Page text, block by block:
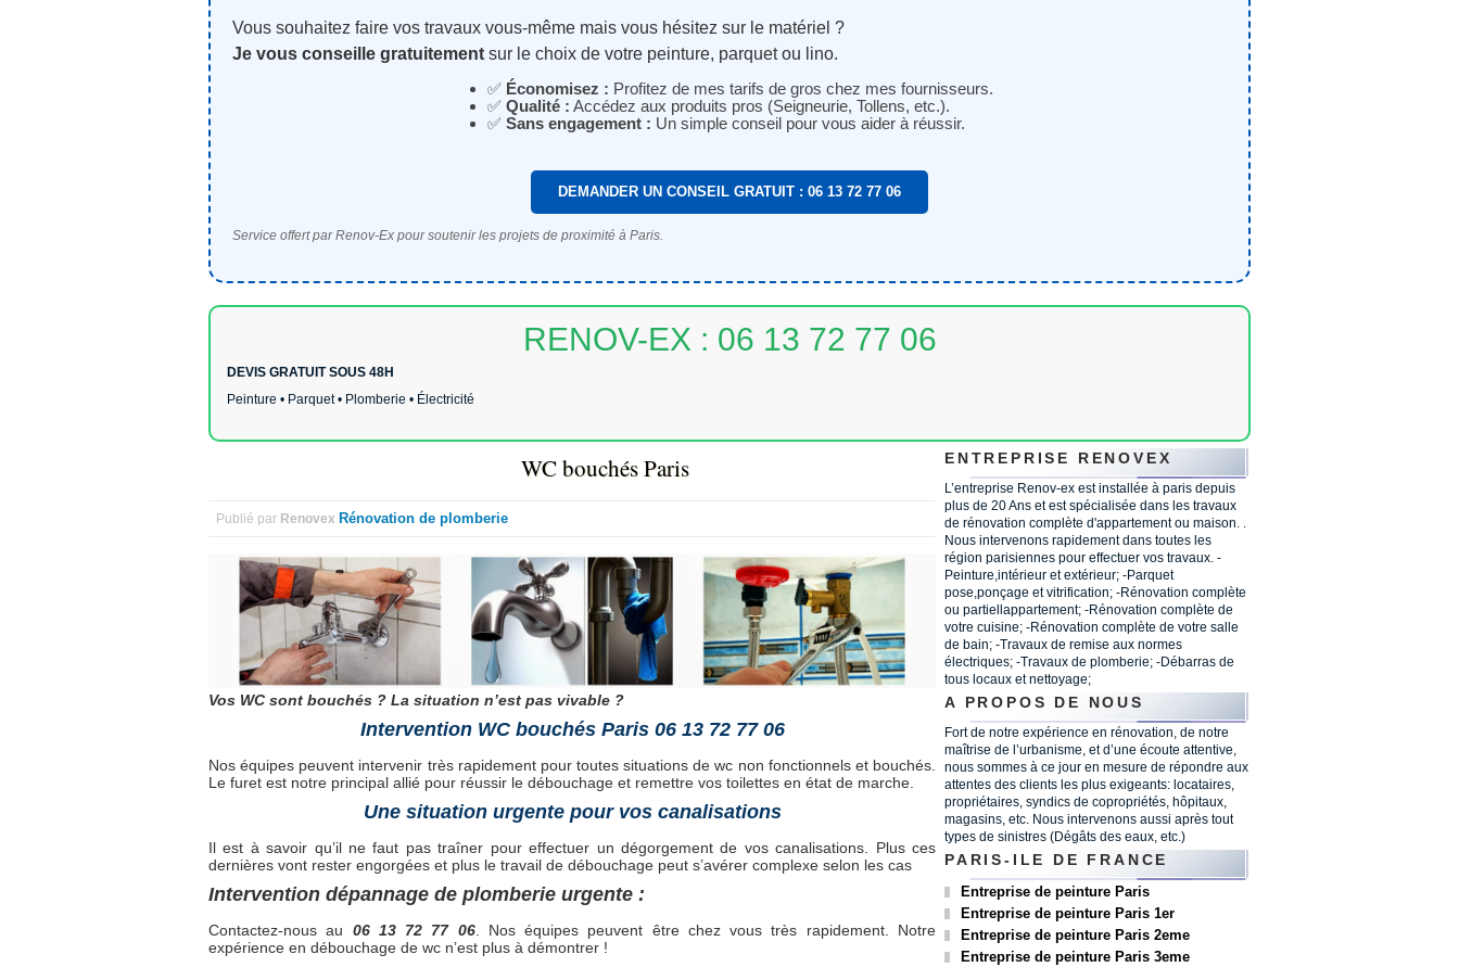
Vous souhaitez faire vos travaux vous-même mais vous hésitez sur le matériel ?
Je vous conseille gratuitement sur le choix de votre peinture, parquet ou lino.
✅ Économisez : Profitez de mes tarifs de gros chez mes fournisseurs.
✅ Qualité : Accédez aux produits pros (Seigneurie, Tollens, etc.).
✅ Sans engagement : Un simple conseil pour vous aider à réussir.
DEMANDER UN CONSEIL GRATUIT : 06 13 72 77 06
Service offert par Renov-Ex pour soutenir les projets de proximité à Paris.
RENOV-EX : 06 13 72 77 06
DEVIS GRATUIT SOUS 48H
Peinture • Parquet • Plomberie • Électricité
WC bouchés Paris
Publié par Renovex Rénovation de plomberie
Vos WC sont bouchés ? La situation n’est pas vivable ?
Intervention WC bouchés Paris 06 13 72 77 06
Nos équipes peuvent intervenir très rapidement pour toutes situations de wc non fonctionnels et bouchés.
Le furet est notre principal allié pour réussir le débouchage et remettre vos toilettes en état de marche.
Une situation urgente pour vos canalisations
Il est à savoir qu’il ne faut pas traîner pour effectuer un dégorgement de vos canalisations. Plus ces
dernières vont rester engorgées et plus le travail de débouchage peut s’avérer complexe selon les cas
Intervention dépannage de plomberie urgente :
Contactez-nous au 06 13 72 77 06. Nos équipes peuvent être chez vous très rapidement. Notre
expérience en débouchage de wc n’est plus à démontrer !
ENTREPRISE RENOVEX
L’entreprise Renov-ex est installée à paris depuis
plus de 20 Ans et est spécialisée dans les travaux
de rénovation complète d'appartement ou maison. .
Nous intervenons rapidement dans toutes les
région parisiennes pour effectuer vos travaux. -
Peinture,intérieur et extérieur; -Parquet
pose,ponçage et vitrification; -Rénovation complète
ou partiellappartement; -Rénovation complète de
votre cuisine; -Rénovation complète de votre salle
de bain; -Travaux de remise aux normes
électriques; -Travaux de plomberie; -Débarras de
tous locaux et nettoyage;
A PROPOS DE NOUS
Fort de notre expérience en rénovation, de notre
maîtrise de l’urbanisme, et d’une écoute attentive,
nous sommes à ce jour en mesure de répondre aux
attentes des clients les plus exigeants: locataires,
propriétaires, syndics de copropriétés, hôpitaux,
magasins, etc. Nous intervenons aussi après tout
types de sinistres (Dégâts des eaux, etc.)
PARIS-ILE DE FRANCE
Entreprise de peinture Paris
Entreprise de peinture Paris 1er
Entreprise de peinture Paris 2eme
Entreprise de peinture Paris 3eme